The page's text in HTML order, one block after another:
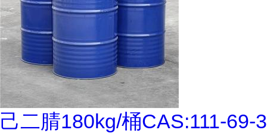
己二腈180kg/桶CAS:111-69-3